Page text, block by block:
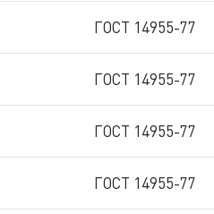
ГОСТ 14955-77
ГОСТ 14955-77
ГОСТ 14955-77
ГОСТ 14955-77